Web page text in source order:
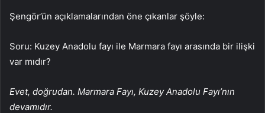
Şengör’ün açıklamalarından öne çıkanlar şöyle:
Soru: Kuzey Anadolu fayı ile Marmara fayı arasında bir ilişki
var mıdır?
Evet, doğrudan. Marmara Fayı, Kuzey Anadolu Fayı’nın
devamıdır.